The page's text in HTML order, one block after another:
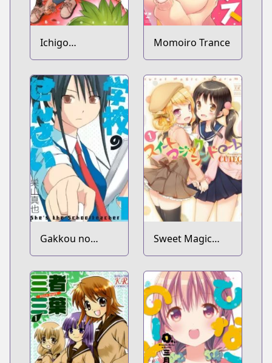
Ichigo
Mashimaro
Momoiro Trance
Gakkou no
Sensei
Sweet Magic
Syndrome